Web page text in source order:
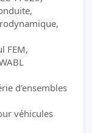
FEM,
d'ensembles
véhicules